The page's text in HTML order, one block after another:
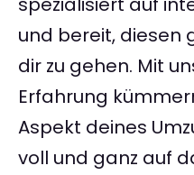
und bereit, diesen
dir zu gehen. Mit
Erfahrung
Aspekt deines
voll und ganz auf